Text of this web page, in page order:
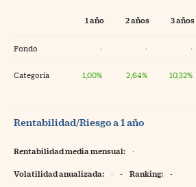
1 año 2 años 3 años
Fondo · · ·
Categoría 1,00% 2,64% 10,32%
Rentabilidad/Riesgo a 1 año
Rentabilidad media mensual: ·
Volatilidad anualizada: · - Ranking: -